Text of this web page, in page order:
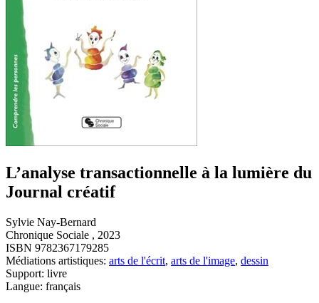
L’analyse transactionnelle à la lumière du
Journal créatif
Sylvie Nay-Bernard
Chronique Sociale , 2023
ISBN 9782367179285
Médiations artistiques: arts de l'écrit, arts de l'image, dessin
Support: livre
Langue: français